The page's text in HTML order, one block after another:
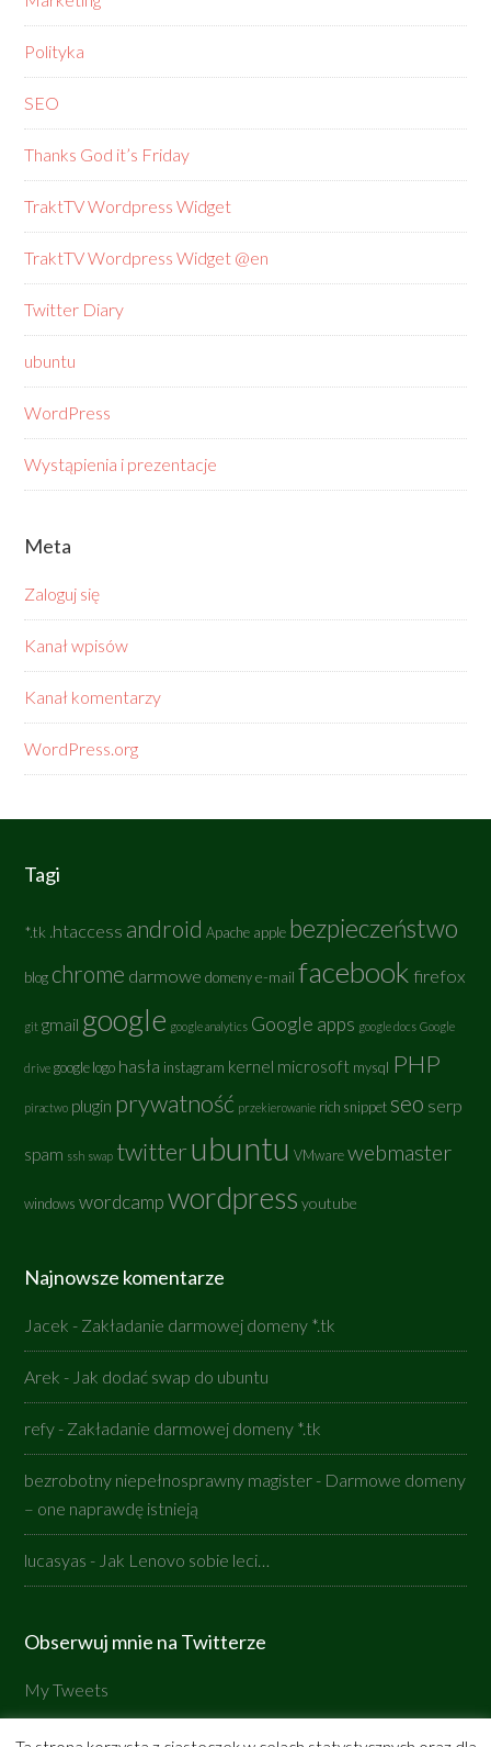
Polityka
SEO
Thanks God it’s Friday
TraktTV Wordpress Widget
TraktTV Wordpress Widget @en
Twitter Diary
ubuntu
WordPress
Wystąpienia i prezentacje
Meta
Zaloguj się
Kanał wpisów
Kanał komentarzy
WordPress.org
Tagi
*.tk .htaccess android Apache apple bezpieczeństwo
blog chrome darmowe domeny e-mail facebook firefox
git gmail google google analytics Google apps google docs Google
drive google logo hasła instagram kernel microsoft mysql PHP
piractwo plugin prywatność przekierowanie rich snippet seo serp
spam ssh swap twitterubuntu VMware webmaster
windows wordcamp wordpress youtube
Najnowsze komentarze
Jacek - Zakładanie darmowej domeny *.tk
Arek - Jak dodać swap do ubuntu
refy - Zakładanie darmowej domeny *.tk
bezrobotny niepełnosprawny magister - Darmowe domeny
– one naprawdę istnieją
lucasyas - Jak Lenovo sobie leci…
Obserwuj mnie na Twitterze
My Tweets